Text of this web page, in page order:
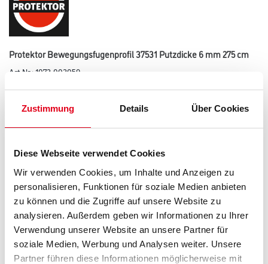
Zustimmung Details Über Cookies
Diese Webseite verwendet Cookies
Wir verwenden Cookies, um Inhalte und Anzeigen zu
personalisieren, Funktionen für soziale Medien anbieten
zu können und die Zugriffe auf unsere Website zu
analysieren. Außerdem geben wir Informationen zu Ihrer
Verwendung unserer Website an unsere Partner für
soziale Medien, Werbung und Analysen weiter. Unsere
Partner führen diese Informationen möglicherweise mit
Protektor Bewegungsfugenprofil 37531 Putzdicke 6 mm 275 cm
Art-Nr.: 1073-003059
Bewegungsfugenprofil aus PVC, mit angenähtem alkalibeständigem
Innenecken mit einer Putzdicke ab 6 mm. Mittelteil aus Hart- und Weich-
senkrecht. PVC-Mittelteil kann nur bedingt mit geeigneten
Beschichtungshersteller ist erforderlich.
Länge in centimeter
Gebinde